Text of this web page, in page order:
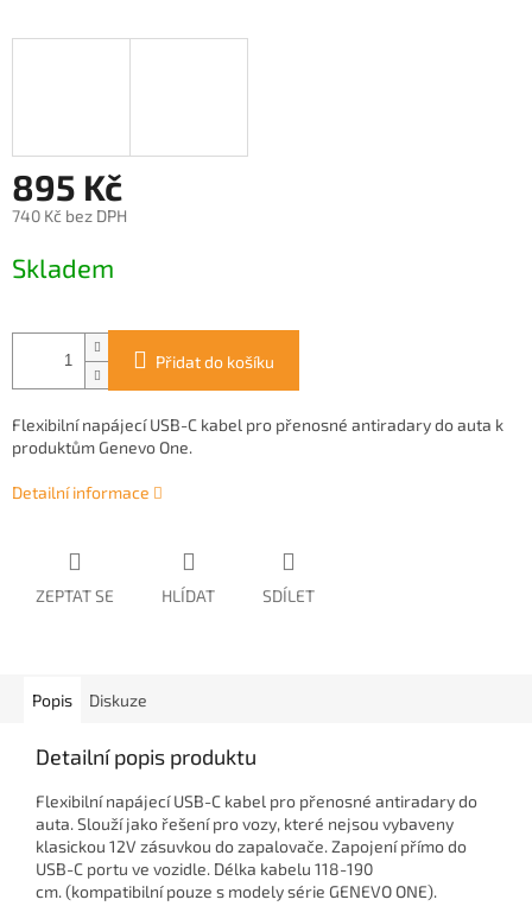
895 Kč
740 Kč bez DPH
cena:
Skladem
Přidat do košíku
Flexibilní napájecí USB-C kabel pro přenosné antiradary do auta k
produktům Genevo One.
Detailní informace
ZEPTAT SE HLÍDAT SDÍLET
Popis Diskuze
Detailní popis produktu
Flexibilní napájecí USB-C kabel pro přenosné antiradary do
auta. Slouží jako řešení pro vozy, které nejsou vybaveny
klasickou 12V zásuvkou do zapalovače. Zapojení přímo do
USB-C portu ve vozidle. Délka kabelu 118-190
cm. (kompatibilní pouze s modely série GENEVO ONE).